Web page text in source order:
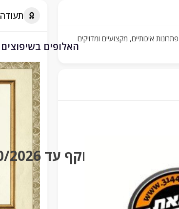
איכותיים, מקצועיים ומדויקים
תעודה
האלופים בשיפוצים
בתוקף עד 01/10/2026